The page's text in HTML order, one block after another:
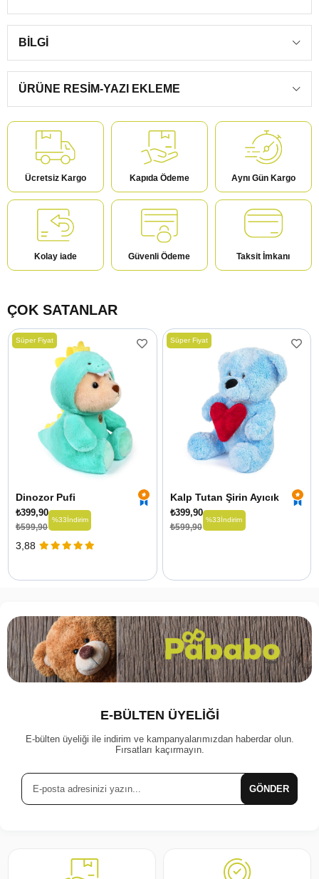
BILGI
ÜRÜNE RESIM-YAZI EKLEME
Ücretsiz Kargo Kapıda Ödeme Aynı Gün Kargo
Kolay iade Güvenli Ödeme Taksit İmkanı
ÇOK SATANLAR
Dinozor Pufi
₺399,90
₺599,90
%33İndirim
3,88
Süper Fiyat
Kalp Tutan Şirin Ayıcık
₺399,90
₺599,90
%33İndirim
Süper Fiyat
E-BÜLTEN ÜYELİĞİ
E-bülten üyeliği ile indirim ve kampanyalarımızdan haberdar olun.
Fırsatları kaçırmayın.
GÖNDER